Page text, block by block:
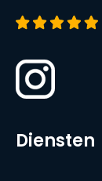
Diensten